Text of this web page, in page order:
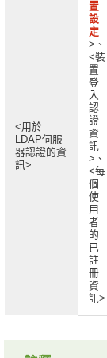
<用於
LDAP伺服
器認證的資
訊>
置
設
定
>、
<裝
置
登
入
認
證
資
訊
>、
<每
個
使
用
者
的
已
註
冊
資
訊>